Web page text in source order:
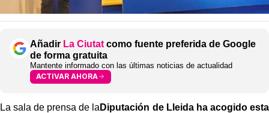
Añadir La Ciutat como fuente preferida de Google
de forma gratuita
Mantente informado con las últimas noticias de actualidad
ACTIVAR AHORA
La sala de prensa de la Diputación de Lleida ha acogido esta